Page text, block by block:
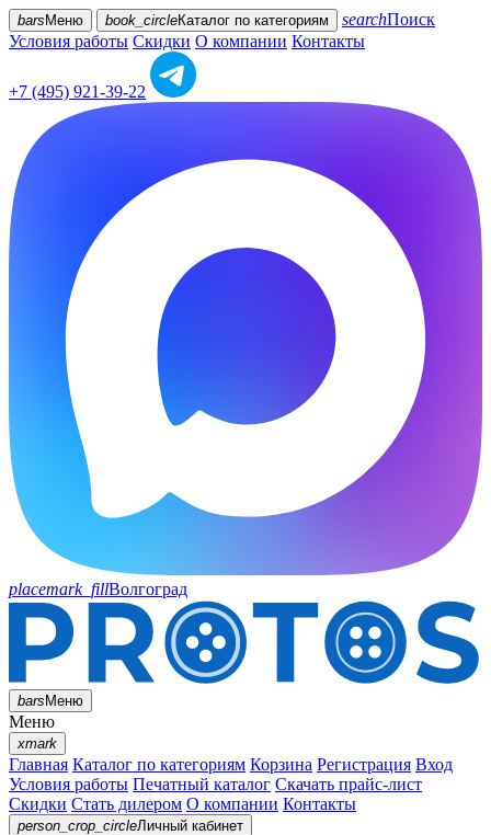
bars Меню book_circleКаталог по категориям searchПоиск
Условия работы Скидки О компании Контакты
+7 (495) 921-39-22
placemark_fillВолгоград
barsМеню
Меню
xmark
Главная Каталог по категориям Корзина Регистрация Вход
Условия работы Печатный каталог Скачать прайс-лист
Скидки Стать дилером О компании Контакты
person_crop_circleЛичный кабинет